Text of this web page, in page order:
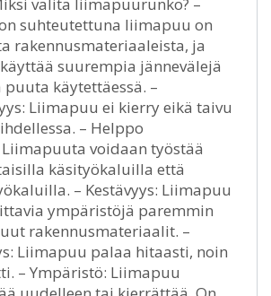
suhteutettuna liimapuu on
rakennusmateriaaleista, ja
suurempia jännevälejä
käytettäessä. –
Liimapuu ei kierry eikä taivu
– Helppo
voidaan työstää
käsityökaluilla että
– Kestävyys: Liimapuu
ympäristöjä paremmin
rakennusmateriaalit. –
Liimapuu palaa hitaasti, noin
– Ympäristö: Liimapuu